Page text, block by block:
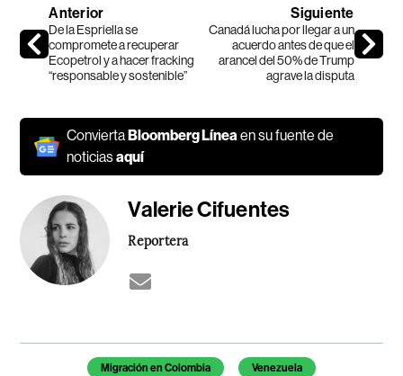
Anterior
De la Espriella se
compromete a recuperar
Ecopetrol y a hacer fracking
“responsable y sostenible”
Siguiente
Canadá lucha por llegar a un
acuerdo antes de que el
arancel del 50% de Trump
agrave la disputa
ConviertaBloomberg Líneaen su fuente de
noticiasaquí
Valerie Cifuentes
Reportera
Temas de este artículo
Migración en Colombia Venezuela